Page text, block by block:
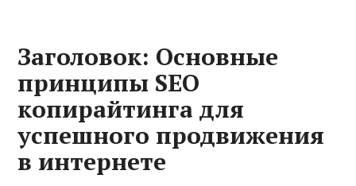
Заголовок: Основные
принципы SEO
копирайтинга для
успешного продвижения
в интернете